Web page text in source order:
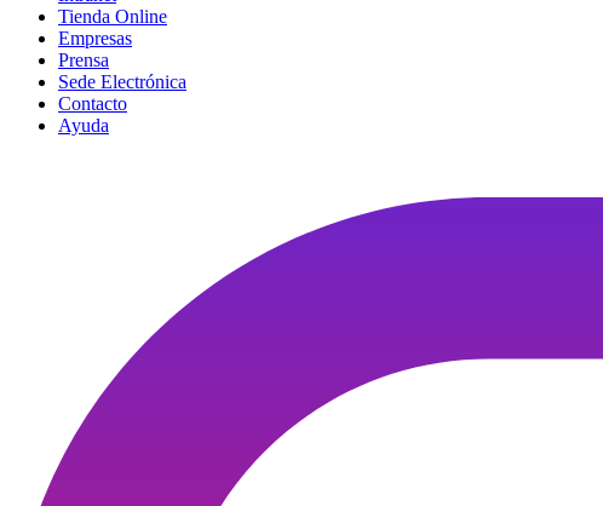
Tienda Online
Empresas
Prensa
Sede Electrónica
Contacto
Ayuda